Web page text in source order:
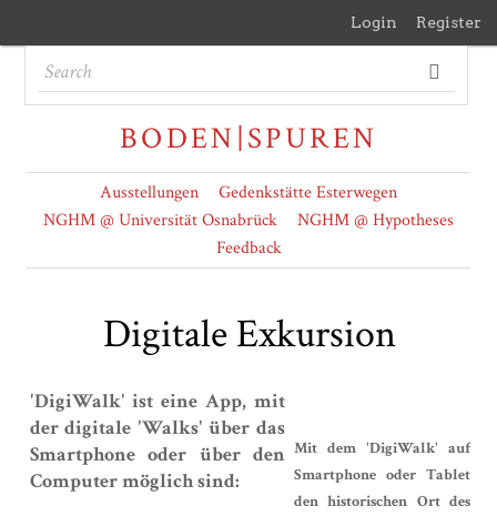
Login Register
BODEN|SPUREN
Ausstellungen
Gedenkstätte Esterwegen
NGHM @ Universität Osnabrück
NGHM @ Hypotheses
Feedback
Digitale Exkursion
Mit dem 'DigiWalk' auf
Smartphone oder Tablet
den historischen Ort des
'DigiWalk' ist eine App, mit
der digitale 'Walks' über das
Smartphone oder über den
Computer möglich sind: